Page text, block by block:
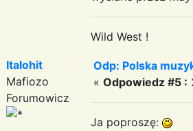
Wild West !
Italohit
Mafiozo
Forumowicz
Odp: Polska
« Odpowiedz #5 :
Ja poproszę: